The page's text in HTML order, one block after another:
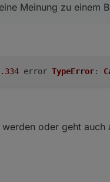
Meinung zu einem
error TypeError:
oder geht auch